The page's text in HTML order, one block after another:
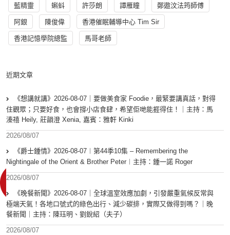
藍精靈 蝌蚪 許莎朗 譚雁瞳 鄭遨汶法筠師傅
阿銀 陳俊偉 香港催眠輔導中心 Tim Sir
香港記憶學院總監 馬哥老師
近期文章
《想講就講》2026-08-07｜要做美食家 Foodie，最緊要講真話，對得
住觀眾；只要好食，也會撐小店食肆，希望佢哋能捱得住！｜主持：馬
溱禧 Heily, 莊韻澄 Xenia, 嘉賓：雅軒 Kinki
2026/08/07
《爵士鍾情》2026-08-07︱第44季10集 – Remembering the
Nightingale of the Orient & Brother Peter︱主持：鍾一諾 Roger
2026/08/07
《晚餐新聞》2026-08-07｜全球溫室效應加劇，引發嚴重氣候反常與
極端天氣！各地口號式的綠色出行、減少碳排，實際又做得到嗎？｜晚
餐新聞｜主持：陳珏明、劉銳紹（夫子）
2026/08/07